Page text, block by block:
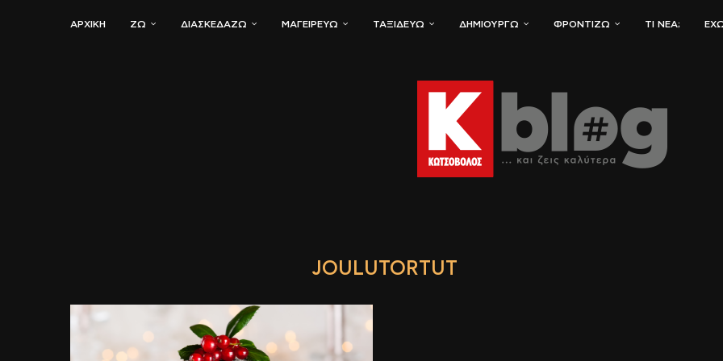
ΑΡΧΙΚΗ ΖΏ ΔΙΑΣΚΕΔΆΖΩ ΜΑΓΕΙΡΕΎΩ ΤΑΞΙΔΕΎΩ ΔΗΜΙΟΥΡΓΏ ΦΡΟΝΤΊΖΩ ΤΙ ΝΈΑ;
JOULUTORTUT